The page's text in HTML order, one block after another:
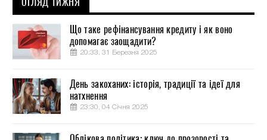
Що таке рефінансування кредиту і як воно
допомагає заощадити?
20:33, 31 Березня 2025
День закоханих: історія, традиції та ідеї для
натхнення
23:30, 04 Січня 2025